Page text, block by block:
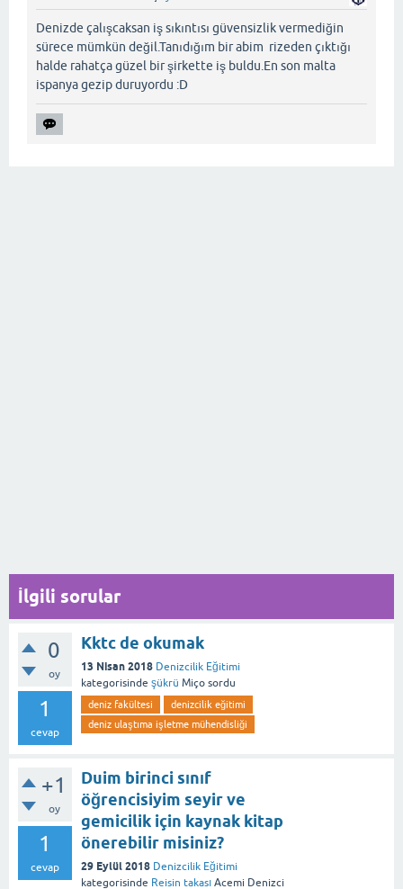
Denizde çalışcaksan iş sıkıntısı güvensizlik vermediğin
sürece mümkün değil.Tanıdığım bir abim rizeden çıktığı
halde rahatça güzel bir şirkette iş buldu.En son malta
ispanya gezip duruyordu :D
İlgili sorular
0
oy
1
cevap
Kktc de okumak
13 Nisan 2018 Denizcilik Eğitimi
kategorisinde şükrü Miço sordu
deniz fakültesi
denizcilik eğitimi
deniz ulaştıma işletme mühendisliği
+1
oy
1
cevap
Duim birinci sınıf
öğrencisiyim seyir ve
gemicilik için kaynak kitap
önerebilir misiniz?
29 Eylül 2018 Denizcilik Eğitimi
kategorisinde Reisin takası Acemi Denizci